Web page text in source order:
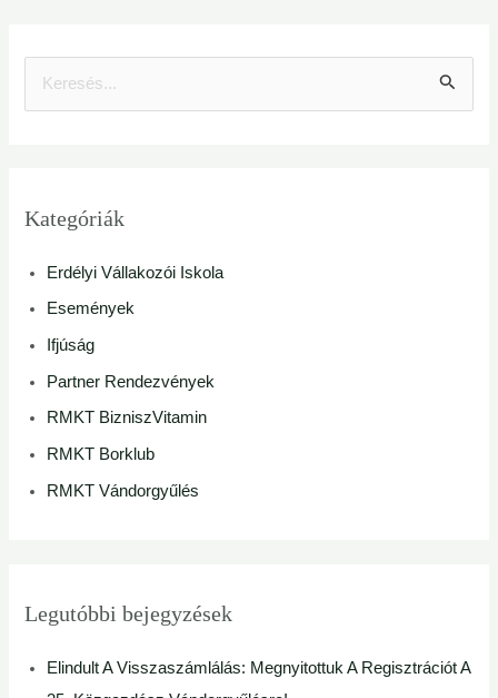
r
r
:
Kategóriák
Erdélyi Vállakozói Iskola
Események
Ifjúság
Partner Rendezvények
RMKT BizniszVitamin
RMKT Borklub
RMKT Vándorgyűlés
Legutóbbi bejegyzések
Elindult A Visszaszámlálás: Megnyitottuk A Regisztrációt A